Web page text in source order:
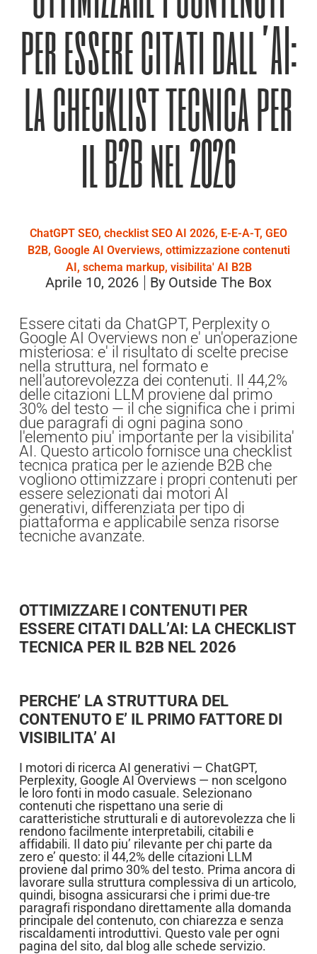
per essere citati dall’AI:
la checklist tecnica per
il B2B nel 2026
ChatGPT SEO, checklist SEO AI 2026, E-E-A-T, GEO
B2B, Google AI Overviews, ottimizzazione contenuti
AI, schema markup, visibilita' AI B2B
Aprile 10, 2026 By Outside The Box
Essere citati da ChatGPT, Perplexity o
Google AI Overviews non e' un'operazione
misteriosa: e' il risultato di scelte precise
nella struttura, nel formato e
nell'autorevolezza dei contenuti. Il 44,2%
delle citazioni LLM proviene dal primo
30% del testo — il che significa che i primi
due paragrafi di ogni pagina sono
l'elemento piu' importante per la visibilita'
AI. Questo articolo fornisce una checklist
tecnica pratica per le aziende B2B che
vogliono ottimizzare i propri contenuti per
essere selezionati dai motori AI
generativi, differenziata per tipo di
piattaforma e applicabile senza risorse
tecniche avanzate.
OTTIMIZZARE I CONTENUTI PER
ESSERE CITATI DALL’AI: LA CHECKLIST
TECNICA PER IL B2B NEL 2026
PERCHE’ LA STRUTTURA DEL
CONTENUTO E’ IL PRIMO FATTORE DI
VISIBILITA’ AI
I motori di ricerca AI generativi — ChatGPT,
Perplexity, Google AI Overviews — non scelgono
le loro fonti in modo casuale. Selezionano
contenuti che rispettano una serie di
caratteristiche strutturali e di autorevolezza che li
rendono facilmente interpretabili, citabili e
affidabili. Il dato piu’ rilevante per chi parte da
zero e’ questo: il 44,2% delle citazioni LLM
proviene dal primo 30% del testo. Prima ancora di
lavorare sulla struttura complessiva di un articolo,
quindi, bisogna assicurarsi che i primi due-tre
paragrafi rispondano direttamente alla domanda
principale del contenuto, con chiarezza e senza
riscaldamenti introduttivi. Questo vale per ogni
pagina del sito, dal blog alle schede servizio.